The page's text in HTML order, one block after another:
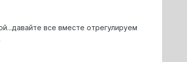
все вместе отрегулируем